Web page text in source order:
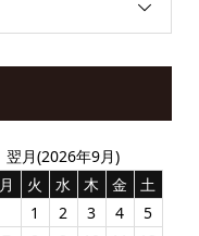
翌月(2026年9月)
月 火 水 木 金
土
1
2 3 4
5